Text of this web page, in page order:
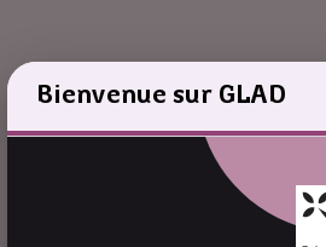
Bienvenue sur GLAD